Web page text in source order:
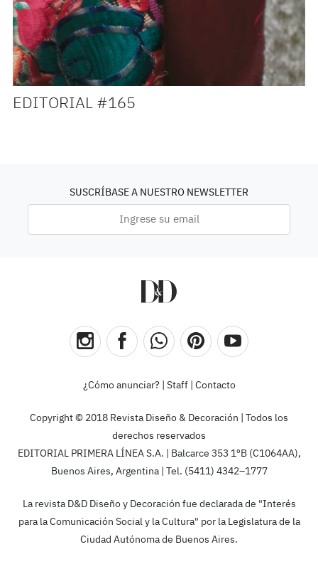
EDITORIAL #165
SUSCRÍBASE A NUESTRO NEWSLETTER
¿Cómo anunciar? Staff| Contacto
Copyright © 2018 Revista Diseño & Decoración | Todos los
derechos reservados
EDITORIAL PRIMERA LÍNEA S.A. | Balcarce 353 1ºB (C1064AA),
Buenos Aires, Argentina | Tel. (5411) 4342–1777
La revista D&D Diseño y Decoración fue declarada de "Interés
para la Comunicación Social y la Cultura" por la Legislatura de la
Ciudad Autónoma de Buenos Aires.